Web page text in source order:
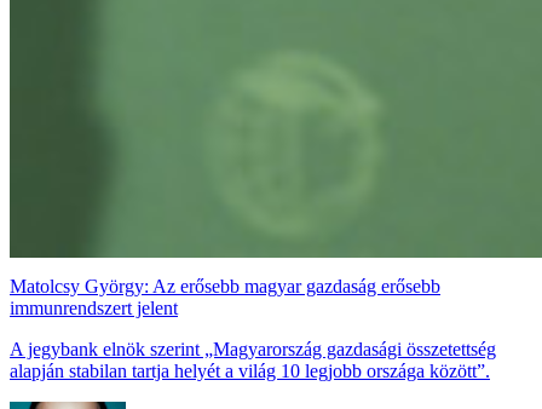
Matolcsy György: Az erősebb magyar gazdaság erősebb
immunrendszert jelent
A jegybank elnök szerint „Magyarország gazdasági összetettség
alapján stabilan tartja helyét a világ 10 legjobb országa között”.